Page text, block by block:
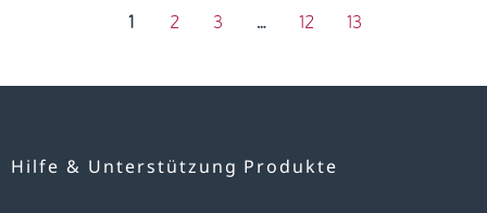
1 2 3 … 12 13
Produkte
Hilfe & Unterstützung